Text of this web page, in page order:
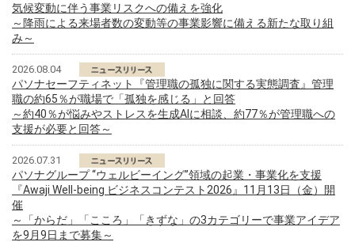
気候変動に伴う事業リスクへの備えを強化
～降雨による来場者数の変動等の事業影響に備える新たな取り組
み～
2026.08.04
パソナセーフティネット『管理職の孤独に関する実態調査』管理
職の約65％が職場で「孤独を感じる」と回答
～約40％が悩みやストレスを生成AIに相談、約77％が管理職への
支援が必要と回答～
2026.07.31
パソナグループ “ウェルビーイング”領域の起業・事業化を支援
『Awaji Well-being ビジネスコンテスト2026』11月13日（金）開
催
～「からだ」「こころ」「きずな」の3カテゴリーで事業アイデア
を9月9日まで募集～